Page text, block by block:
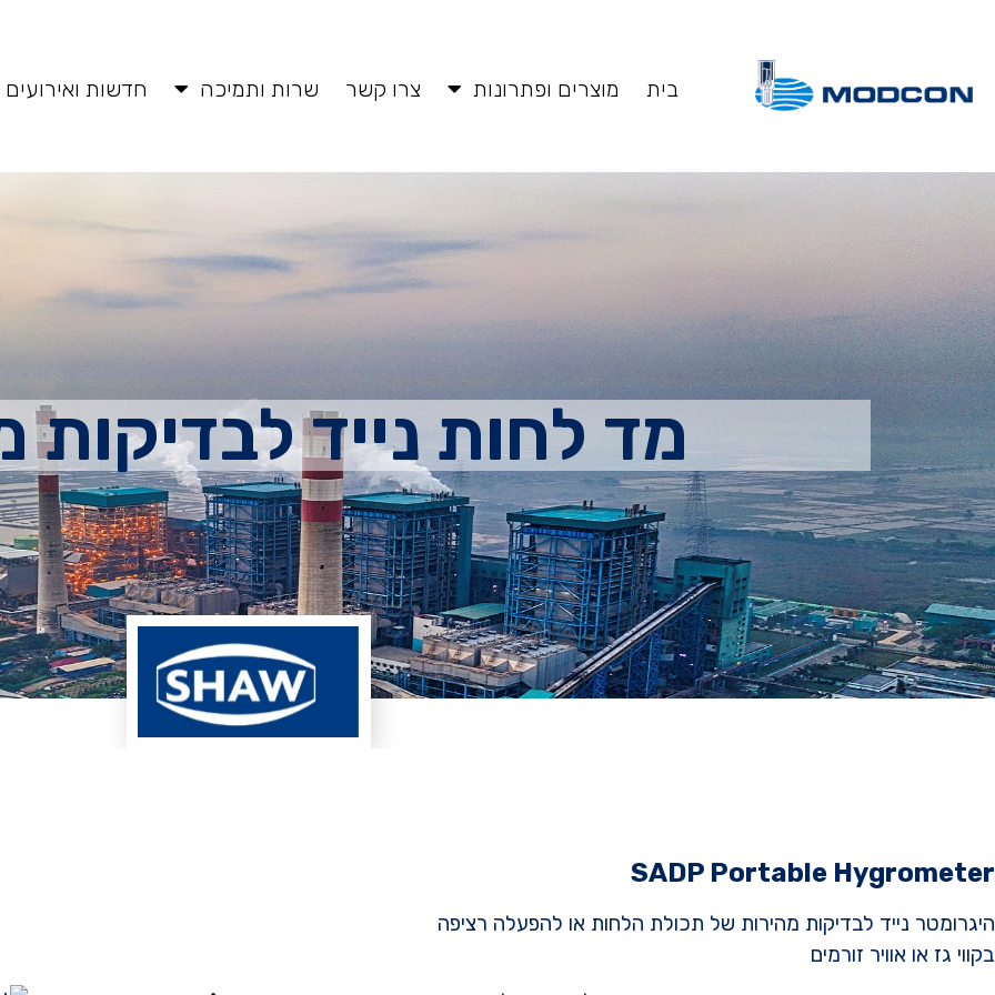
בית מוצרים ופתרונות צרו קשר שרות ותמיכה חדשות ואירועים
מד לחות נייד לבדיקות
SADP Portable Hygrometer
היגרומטר נייד לבדיקות מהירות של תכולת הלחות או להפעלה רציפה
בקווי גז או אוויר זורמים